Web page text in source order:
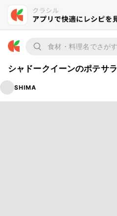
シャドークイーンのポテサラ
SHIMA